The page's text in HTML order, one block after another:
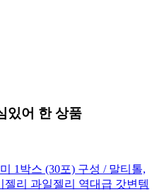
있어 한 상품
1박스 (30포) 구성 / 말티톨,
리 과일젤리 역대급 갓변템